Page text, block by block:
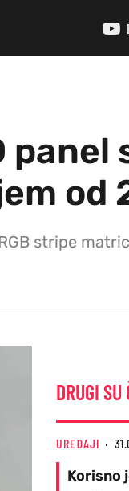
od
stripe
DRUGI
UREĐAJI
Korisno